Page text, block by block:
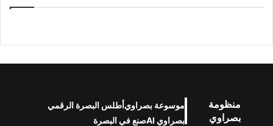
منظومة
بصراوي
موسوعة بصراويأطلس البصرة الرقمي
بصراوي AI
صنع في البصرة